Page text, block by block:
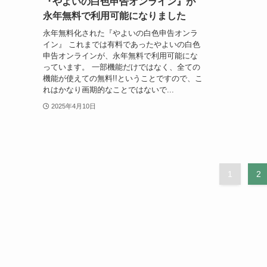
永年無料で利用可能になりました
永年無料化された『やよいの白色申告オンラ
イン』 これまでは有料であったやよいの白色
申告オンラインが、永年無料で利用可能にな
っています。 一部機能だけではなく、全ての
機能が使えての無料!!ということですので、こ
れはかなり画期的なことではないで...
2025年4月10日
1 2